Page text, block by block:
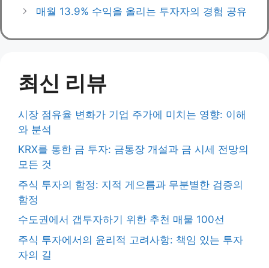
매월 13.9% 수익을 올리는 투자자의 경험 공유
최신 리뷰
시장 점유율 변화가 기업 주가에 미치는 영향: 이해
와 분석
KRX를 통한 금 투자: 금통장 개설과 금 시세 전망의
모든 것
주식 투자의 함정: 지적 게으름과 무분별한 검증의
함정
수도권에서 갭투자하기 위한 추천 매물 100선
주식 투자에서의 윤리적 고려사항: 책임 있는 투자
자의 길